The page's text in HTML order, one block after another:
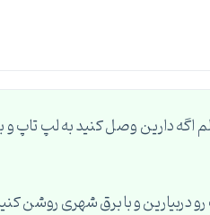
اگه دارین وصل کنید به لپ